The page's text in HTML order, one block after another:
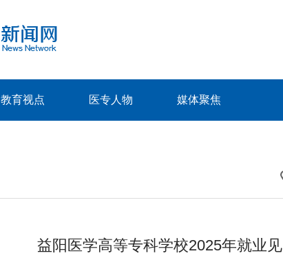
教育视点 医专人物 媒体聚焦
益阳医学高等专科学校2025年就业